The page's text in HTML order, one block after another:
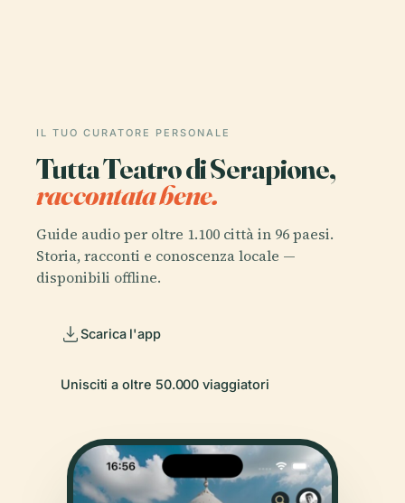
IL TUO CURATORE PERSONALE
Tutta Teatro di Serapione,
raccontata bene.
Guide audio per oltre 1.100 città in 96 paesi.
Storia, racconti e conoscenza locale —
disponibili offline.
Scarica l'app
Unisciti a oltre 50.000 viaggiatori